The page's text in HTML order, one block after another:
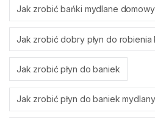
Jak zrobić bańki mydlane
Jak zrobić dobry płyn do robienia
Jak zrobić płyn do baniek
Jak zrobić płyn do baniek